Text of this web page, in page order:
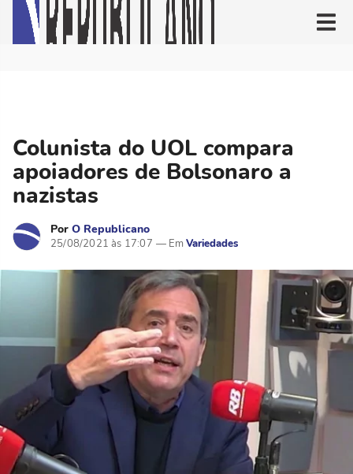
Colunista do UOL compara
apoiadores de Bolsonaro a
nazistas
Por O Republicano
25/08/2021 às 17:07 Variedades